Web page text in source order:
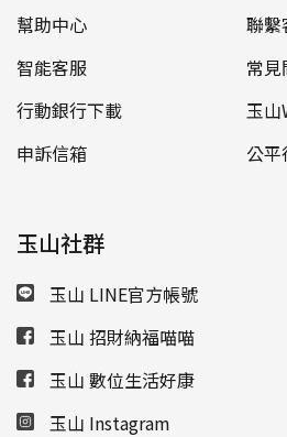
幫助中心
聯繫
智能客服
常
行動銀行下載
玉
申訴信箱
公
玉山社群
玉山 LINE官方帳號
玉山 招財納福喵喵
玉山 數位生活好康
玉山 Instagram